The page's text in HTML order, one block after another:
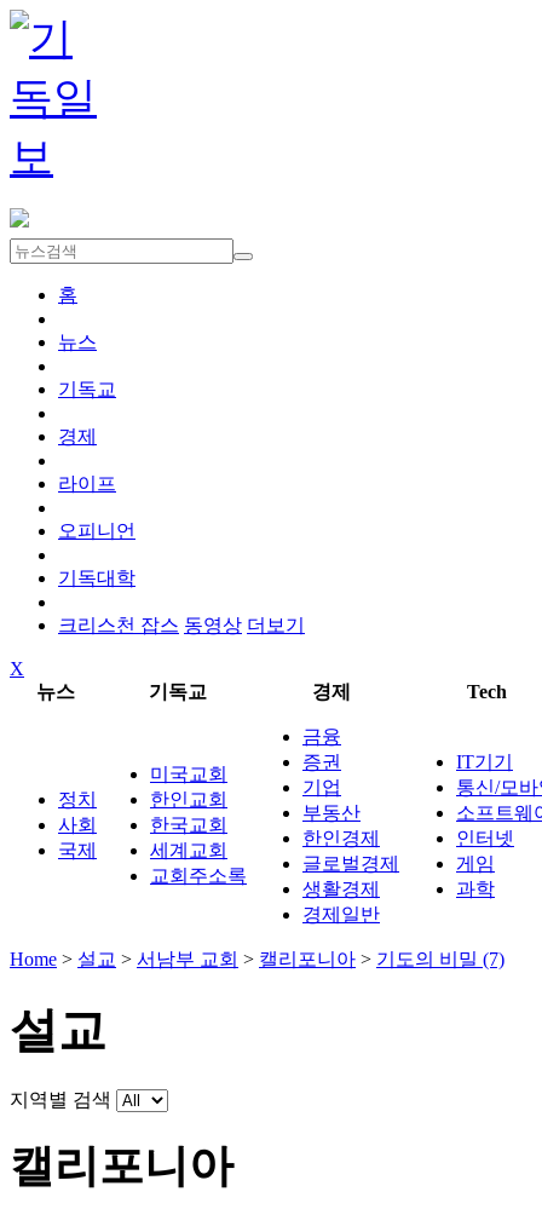
홈
뉴스
기독교
경제
라이프
오피니언
기독대학
크리스천 잡스 동영상 더보기
X
뉴스
기독교 경제 Tech
정치
사회
국제
미국교회
한인교회
한국교회
세계교회
교회주소록
금융
증권
기업
부동산
한인경제
글로벌경제
생활경제
경제일반
IT기기
통신/모
소프트웨
인터넷
게임
과학
Home > 설교 > 서남부 교회 > 캘리포니아 > 기도의 비밀 (7)
설교
지역별 검색
캘리포니아